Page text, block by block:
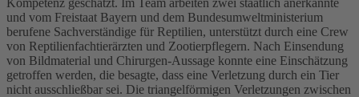
und vom Freistaat Bayern und dem Bundesumweltministerium
berufene Sachverständige für Reptilien, unterstützt durch eine Crew
von Reptilienfachtierärzten und Zootierpflegern. Nach Einsendung
von Bildmaterial und Chirurgen-Aussage konnte eine Einschätzung
getroffen werden, die besagte, dass eine Verletzung durch ein Tier
nicht ausschließbar sei. Die triangelförmigen Verletzungen zwischen